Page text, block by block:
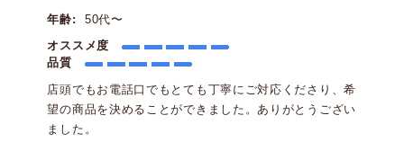
年齢:
50代〜
オススメ度
品質
店頭でもお電話口でもとても丁寧にご対応くださり、希
望の商品を決めることができました。ありがとうござい
ました。